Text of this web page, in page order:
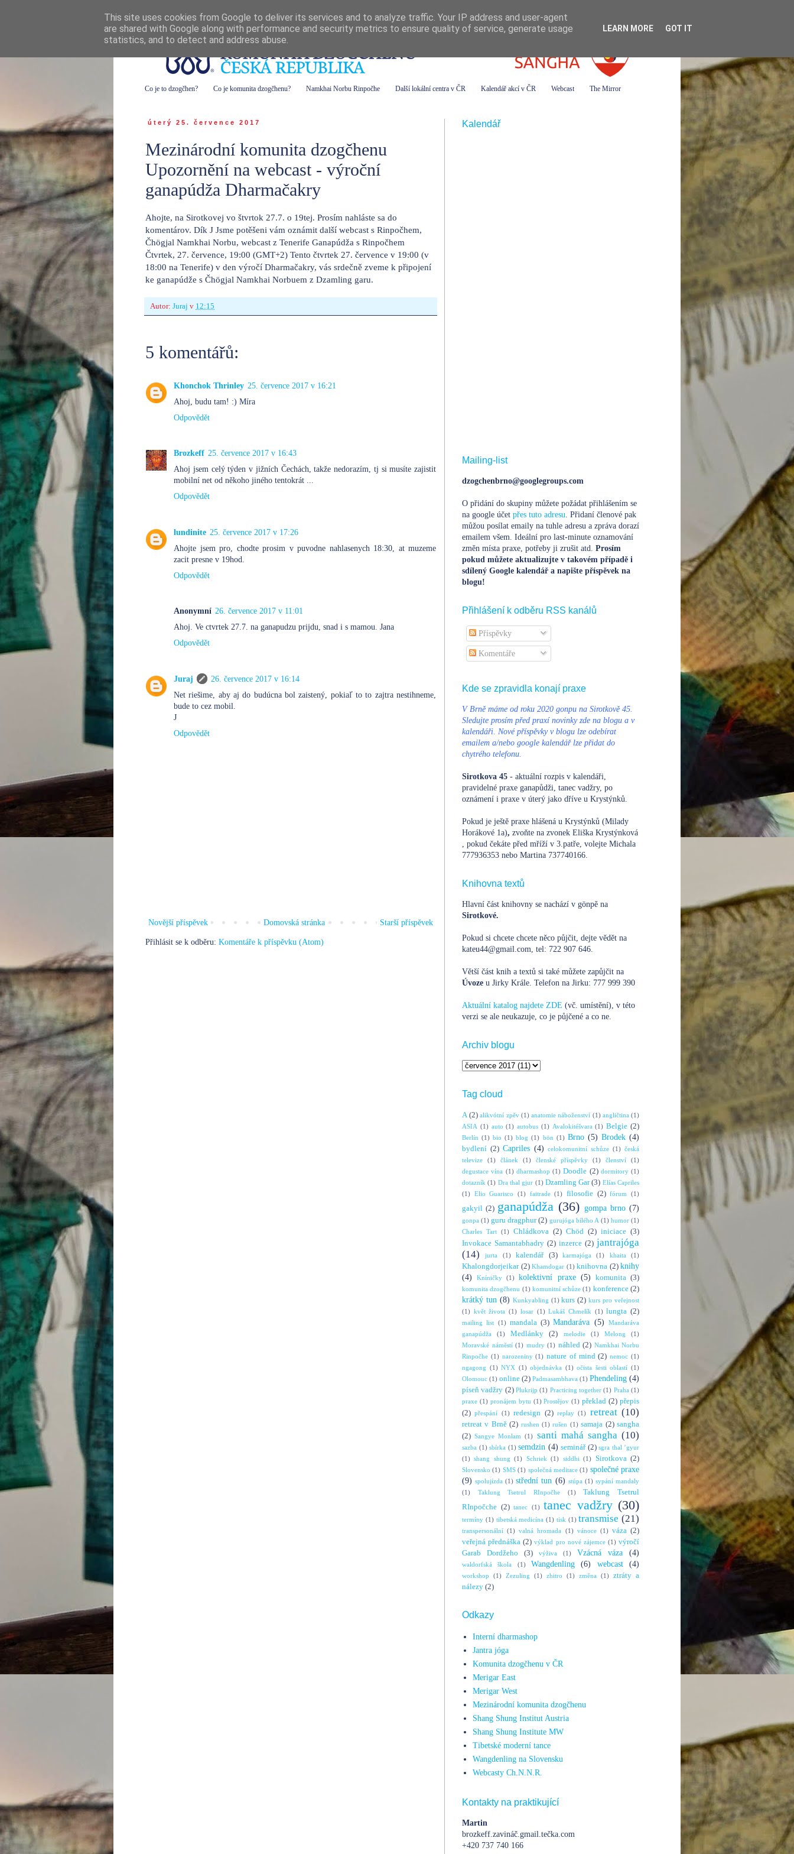
Co je to dzogčhen? Co je komunita dzogčhenu? Namkhai Norbu Rinpočhe Další lokální centra v ČR Kalendář akcí v ČR Webcast The Mirror
úterý 25. července 2017
Mezinárodní komunita dzogčhenu
Upozornění na webcast - výroční
ganapúdža Dharmačakry
Ahojte, na Sirotkovej vo štvrtok 27.7. o 19tej. Prosím nahláste sa do
komentárov. Dík J Jsme potěšeni vám oznámit další webcast s Rinpočhem,
Čhögjal Namkhai Norbu, webcast z Tenerife Ganapúdža s Rinpočhem
Čtvrtek, 27. července, 19:00 (GMT+2) Tento čtvrtek 27. července v 19:00 (v
18:00 na Tenerife) v den výročí Dharmačakry, vás srdečně zveme k připojení
ke ganapúdže s Čhögjal Namkhai Norbuem z Dzamling garu.
Autor: Juraj v 12:15
5 komentářů:
Khonchok Thrinley 25. července 2017 v 16:21
Ahoj, budu tam! :) Míra
Odpovědět
Brozkeff 25. července 2017 v 16:43
Ahoj jsem celý týden v jižních Čechách, takže nedorazím, tj si musíte zajistit
mobilní net od někoho jiného tentokrát ...
Odpovědět
lundinite 25. července 2017 v 17:26
Ahojte jsem pro, chodte prosim v puvodne nahlasenych 18:30, at muzeme
zacit presne v 19hod.
Odpovědět
Anonymní 26. července 2017 v 11:01
Ahoj. Ve ctvrtek 27.7. na ganapudzu prijdu, snad i s mamou. Jana
Odpovědět
Juraj
26. července 2017 v 16:14
Net riešime, aby aj do budúcna bol zaistený, pokiaľ to to zajtra nestihneme,
bude to cez mobil.
J
Odpovědět
Novější příspěvek Starší příspěvek
Domovská stránka
Přihlásit se k odběru: Komentáře k příspěvku (Atom)
Kalendář
Mailing-list
dzogchenbrno@googlegroups.com
O přidání do skupiny můžete požádat přihlášením se
na google účet přes tuto adresu. Přidaní členové pak
můžou posílat emaily na tuhle adresu a zpráva dorazí
emailem všem. Ideální pro last-minute oznamování
změn místa praxe, potřeby ji zrušit atd. Prosím
pokud můžete aktualizujte v takovém případě i
sdílený Google kalendář a napište příspěvek na
blogu!
Přihlášení k odběru RSS kanálů
Příspěvky
Komentáře
Kde se zpravidla konají praxe
V Brně máme od roku 2020 gonpu na Sirotkově 45.
Sledujte prosím před praxí novinky zde na blogu a v
kalendáři. Nové příspěvky v blogu lze odebírat
emailem a/nebo google kalendář lze přidat do
chytrého telefonu.
Sirotkova 45 - aktuální rozpis v kalendáři,
pravidelné praxe ganapůdži, tanec vadžry, po
oznámení i praxe v úterý jako dříve u Krystýnků.
Pokud je ještě praxe hlášená u Krystýnků (Milady
Horákové 1a), zvoňte na zvonek Eliška Krystýnková
, pokud čekáte před mříží v 3.patře, volejte Michala
777936353 nebo Martina 737740166.
Knihovna textů
Hlavní část knihovny se nachází v gönpě na
Sirotkové.
Pokud si chcete chcete něco půjčit, dejte vědět na
kateu44@gmail.com, tel: 722 907 646.
Větší část knih a textů si také můžete zapůjčit na
Úvoze u Jirky Krále. Telefon na Jirku: 777 999 390
Aktuální katalog najdete ZDE (vč. umístění), v této
verzi se ale neukazuje, co je půjčené a co ne.
Archiv blogu
Tag cloud
A (2) alikvótní zpěv (1) anatomie náboženství (1) angličtina (1)
ASIA (1) auto (1) autobus (1) Avalokitéšvara (1) Belgie (2)
Berlín (1) bio (1) blog (1) bön (1) Brno (5) Brodek (4)
bydlení (2) Capriles (4) celokomunitní schůze (1) česká
televize
(1) článek (1) členské příspěvky (1) členství
(1)
degustace vína (1) dharmashop (1) Doodle (2) dormitory (1)
dotazník (1) Dra thal gjur (1) Dzamling Gar (3) Elías Capriles
(1) Elio Guarisco (1) faitrade (1) filosofie (2) fórum (1)
gakyil (2) ganapúdža (36) gompa brno (7)
gonpa (1) guru dragphur (2) gurujóga bílého A (1) humor (1)
Charles Tart (1) Chládkova (2) Chöd (2) iniciace (3)
Invokace Samantabhadry (2) inzerce (2) jantrajóga
(14)
jurta (1) kalendář (3) karmajóga (1) khaita (1)
Khalongdorjeikar (2) Khamdogar (1) knihovna (2) knihy
(4)
Kníničky (1) kolektivní praxe (5) komunita (3)
komunita dzogčhenu (1) komunitní schůze (1) konference (2)
krátký tun (8) Kunkyabling (1) kurs (2) kurs pro veřejnost
(1) květ života (1) losar (1) Lukáš Chmelík (1) lungta (2)
mailing list (1) mandala (3) Mandaráva (5)
Mandaráva
ganapúdža
(1) Medlánky (2) melodie (1) Melong
(1)
Moravské náměstí (1) mudry (1) náhled (2) Namkhai Norbu
Rinpočhe (1) narozeniny (1) nature of mind (2) nemoc (1)
ngagong (1) NYX (1) objednávka (1) očista šesti oblastí (1)
Olomouc (1) online (2) Padmasambhava (1) Phendeling (4)
píseň vadžry (2) Plukrijp (1) Practicing together (1) Praha (1)
praxe (1) pronájem bytu (1) Prostějov (1) překlad (2) přepis
(2) přespání (1) redesign (2) replay (1) retreat (10)
retreat v Brně (2) rushen (1) rušen (1) samaja (2) sangha
(2) Sangye Monlam (1) santi mahá sangha (10)
sazba (1) sbírka (1) semdzin (4) seminář (2) sgra thal ’gyur
(1) shang shung (1) Schriek (1) siddhi (1) Sirotkova (2)
Slovensko (1) SMS (1) společná meditace (1) společné praxe
(9) spolujízda (1) střední tun (6) stúpa (1) sypání mandaly
(1)
Taklung Tsetrul RInpočhe (1)
Taklung Tsetrul
RInpočche (2) tanec (1) tanec vadžry (30)
termíny (1) tibetská medicína (1) tisk (1) transmise (21)
transpersonální (1) valná hromada (1) vánoce (1) váza (2)
veřejná přednáška (2) výklad pro nové zájemce (1) výročí
Garab Dordžeho
(3) výživa (1) Vzácná váza (4)
waldorfská škola (1) Wangdenling (6) webcast (4)
workshop (1) Zezuling (1) zhitro (1) změna (1) ztráty a
nálezy (2)
Odkazy
Interní dharmashop
Jantra jóga
Komunita dzogčhenu v ČR
Merigar East
Merigar West
Mezinárodní komunita dzogčhenu
Shang Shung Institut Austria
Shang Shung Institute MW
Tibetské moderní tance
Wangdenling na Slovensku
Webcasty Ch.N.N.R.
Kontakty na praktikující
Martin
brozkeff.zavináč.gmail.tečka.com
+420 737 740 166
This site uses cookies from Google to deliver its services and to analyze traffic. Your IP address and user-agent
are shared with Google along with performance and security metrics to ensure quality of service, generate usage
statistics, and to detect and address abuse.
LEARN MORE GOT IT